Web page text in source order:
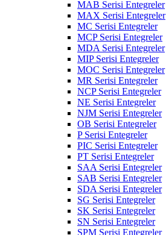
MAB Serisi Entegreler
MAX Serisi Entegreler
MC Serisi Entegreler
MCP Serisi Entegreler
MDA Serisi Entegreler
MIP Serisi Entegreler
MOC Serisi Entegreler
MR Serisi Entegreler
NCP Serisi Entegreler
NE Serisi Entegreler
NJM Serisi Entegreler
OB Serisi Entegreler
P Serisi Entegreler
PIC Serisi Entegreler
PT Serisi Entegreler
SAA Serisi Entegreler
SAB Serisi Entegreler
SDA Serisi Entegreler
SG Serisi Entegreler
SK Serisi Entegreler
SN Serisi Entegreler
SPM Serisi Entegreler